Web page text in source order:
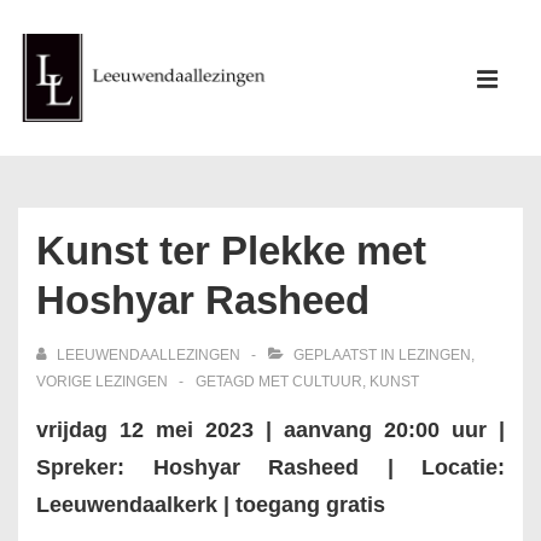
Doorgaan
naar
hoofdinhoud
Hoofd
Kunst ter Plekke met
Hoshyar Rasheed
LEEUWENDAALLEZINGEN GEPLAATST IN LEZINGEN ,
VORIGE LEZINGEN
GETAGD MET CULTUUR, KUNST
vrijdag 12 mei 2023 | aanvang 20:00 uur |
Spreker: Hoshyar Rasheed | Locatie:
Leeuwendaalkerk | toegang gratis